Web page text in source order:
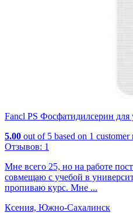
Fancl PS Фосфатидилсерин для
5.00 out of 5 based on 1 customer
Отзывов: 1
Мне всего 25, но на работе
совмещаю с учебой в
пропиваю курс. Мне ...
Ксения, Южно-Сахалинск